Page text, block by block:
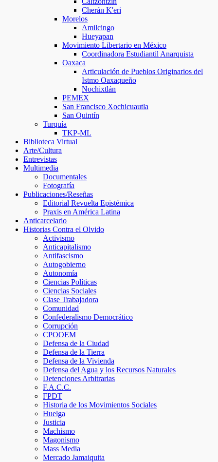
Cherán K'eri
Morelos
Amilcingo
Hueyapan
Movimiento Libertario en México
Coordinadora Estudiantil Anarquista
Oaxaca
Articulación de Pueblos Originarios del
Istmo Oaxaqueño
Nochixtlán
PEMEX
San Francisco Xochicuautla
San Quintín
Turquía
TKP-ML
Biblioteca Virtual
Arte/Cultura
Entrevistas
Multimedia
Documentales
Fotografía
Publicaciones/Reseñas
Editorial Revuelta Epistémica
Praxis en América Latina
Anticarcelario
Historias Contra el Olvido
Activismo
Anticapitalismo
Antifascismo
Autogobierno
Autonomía
Ciencias Políticas
Ciencias Sociales
Clase Trabajadora
Comunidad
Confederalismo Democrático
Corrupción
CPOOEM
Defensa de la Ciudad
Defensa de la Tierra
Defensa de la Vivienda
Defensa del Agua y los Recursos Naturales
Detenciones Arbitrarias
F.A.C.C.
FPDT
Historia de los Movimientos Sociales
Huelga
Justicia
Machismo
Magonismo
Mass Media
Mercado Jamaiquita